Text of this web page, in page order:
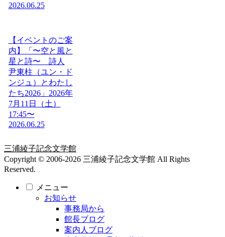
2026.06.25
【イベントのご案
内】「〜空と風と
星と詩〜 詩人
尹東柱（ユン・ド
ンジュ）とわたし
たち2026」2026年
7月11日（土）
17:45〜
2026.06.25
三浦綾子記念文学館
Copyright © 2006-2026 三浦綾子記念文学館 All Rights
Reserved.
メニュー
お知らせ
事務局から
館長ブログ
案内人ブログ